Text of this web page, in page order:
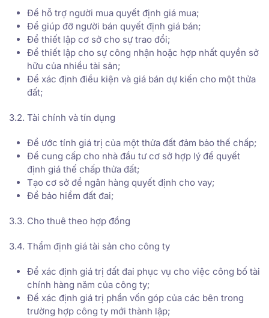
Để hỗ trợ người mua quyết định giá mua;
Để giúp đỡ người bán quyết định giá bán;
Để thiết lập cơ sở cho sự trao đổi;
Để thiết lập cho sự công nhận hoặc hợp nhất quyền sở
hữu của nhiều tài sản;
Để xác định điều kiện và giá bán dự kiến cho một thửa
đất;
3.2. Tài chính và tín dụng
Để ước tính giá trị của một thửa đất đảm bảo thế chấp;
Để cung cấp cho nhà đầu tư cơ sở hợp lý để quyết
định giá thế chấp thửa đất;
Tạo cơ sở để ngân hàng quyết định cho vay;
Để bảo hiểm đất đai;
3.3. Cho thuê theo hợp đồng
3.4. Thẩm định giá tài sản cho công ty
Để xác định giá trị đất đai phục vụ cho việc công bố tài
chính hàng năm của công ty;
Để xác định giá trị phần vốn góp của các bên trong
trường hợp công ty mới thành lập;